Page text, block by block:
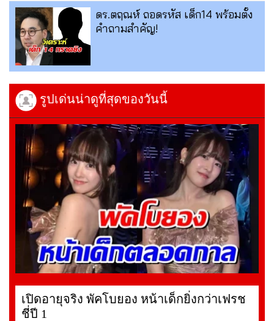
ดร.ตฤณห์ ถอดรหัส เด็ก14 พร้อมตั้ง
คำถามสำคัญ!
รูปเด่นน่าดูที่สุดของวันนี้
เปิดอายุจริง พัคโบยอง หน้าเด็กยิ่งกว่าเฟรช
ชี่ปี 1